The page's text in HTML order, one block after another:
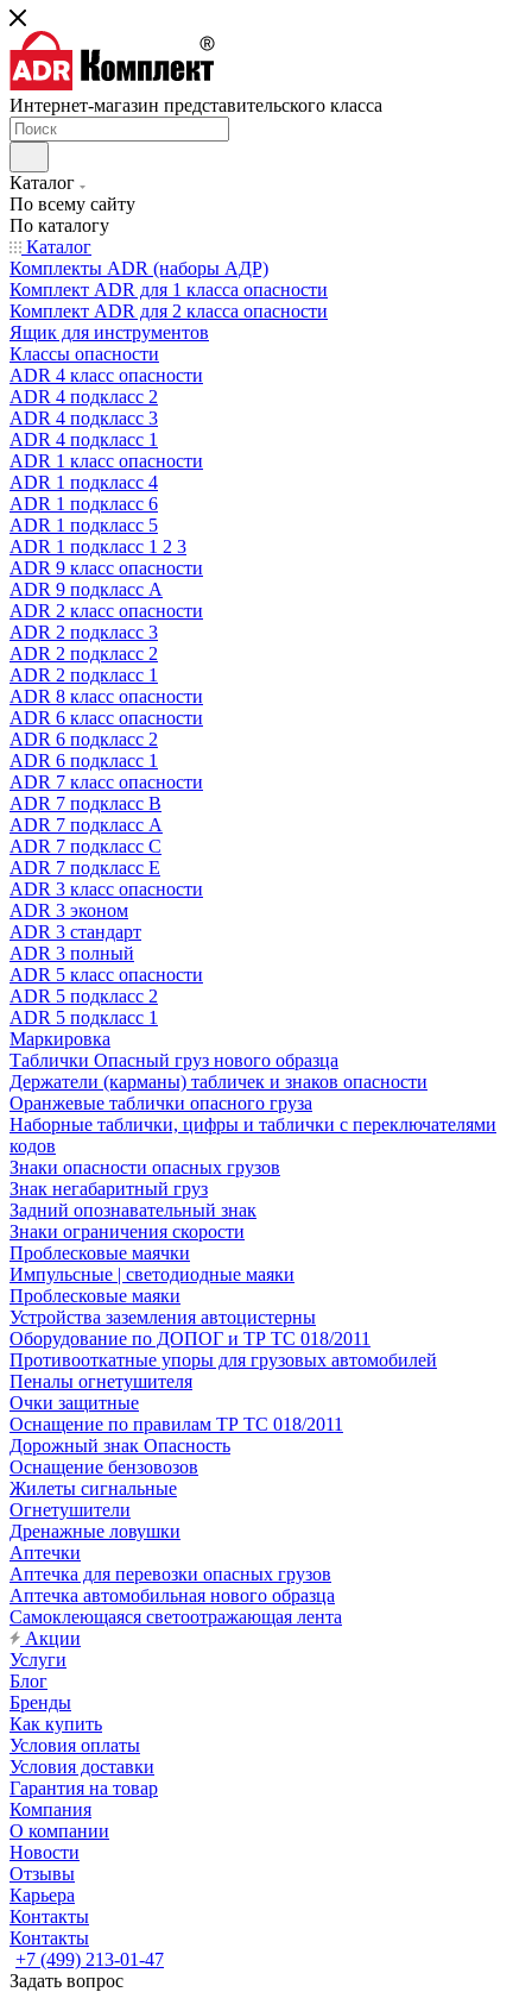
Интернет-магазин представительского класса
Каталог
По всему сайту
По каталогу
Каталог
Комплекты ADR (наборы АДР)
Комплект ADR для 1 класса опасности
Комплект ADR для 2 класса опасности
Ящик для инструментов
Классы опасности
ADR 4 класс опасности
ADR 4 подкласс 2
ADR 4 подкласс 3
ADR 4 подкласс 1
ADR 1 класс опасности
ADR 1 подкласс 4
ADR 1 подкласс 6
ADR 1 подкласс 5
ADR 1 подкласс 1 2 3
ADR 9 класс опасности
ADR 9 подкласс A
ADR 2 класс опасности
ADR 2 подкласс 3
ADR 2 подкласс 2
ADR 2 подкласс 1
ADR 8 класс опасности
ADR 6 класс опасности
ADR 6 подкласс 2
ADR 6 подкласс 1
ADR 7 класс опасности
ADR 7 подкласс B
ADR 7 подкласс A
ADR 7 подкласс C
ADR 7 подкласс E
ADR 3 класс опасности
ADR 3 эконом
ADR 3 стандарт
ADR 3 полный
ADR 5 класс опасности
ADR 5 подкласс 2
ADR 5 подкласс 1
Маркировка
Таблички Опасный груз нового образца
Держатели (карманы) табличек и знаков опасности
Оранжевые таблички опасного груза
Наборные таблички, цифры и таблички с переключателями
кодов
Знаки опасности опасных грузов
Знак негабаритный груз
Задний опознавательный знак
Знаки ограничения скорости
Проблесковые маячки
Импульсные | светодиодные маяки
Проблесковые маяки
Устройства заземления автоцистерны
Оборудование по ДОПОГ и ТР ТС 018/2011
Противооткатные упоры для грузовых автомобилей
Пеналы огнетушителя
Очки защитные
Оснащение по правилам ТР ТС 018/2011
Дорожный знак Опасность
Оснащение бензовозов
Жилеты сигнальные
Огнетушители
Дренажные ловушки
Аптечки
Аптечка для перевозки опасных грузов
Аптечка автомобильная нового образца
Самоклеющаяся светоотражающая лента
Акции
Услуги
Блог
Бренды
Как купить
Условия оплаты
Условия доставки
Гарантия на товар
Компания
О компании
Новости
Отзывы
Карьера
Контакты
Контакты
+7 (499) 213-01-47
Задать вопрос